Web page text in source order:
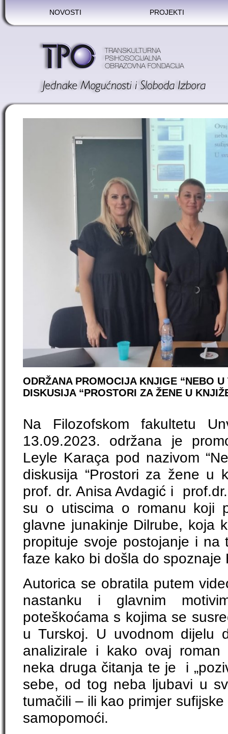
NOVOSTI PROJEKTI
ODRŽANA PROMOCIJA KNJIGE “NEBO
DISKUSIJA “PROSTORI ZA ŽENE U
Na Filozofskom fakultetu
13.09.2023. održana je
Leyle Karaça pod nazivom
diskusija “Prostori za žene u
prof. dr. Anisa Avdagić i
su o utiscima o romanu koji
glavne junakinje Dilrube, koja
propituje svoje postojanje i na
faze kako bi došla do spoznaje
Autorica se obratila putem
nastanku i glavnim
poteškoćama s kojima se
u Turskoj. U uvodnom dijelu
analizirale i kako ovaj
neka druga čitanja te je i
sebe, od tog neba ljubavi u
tumačili – ili kao primjer
samopomoći.